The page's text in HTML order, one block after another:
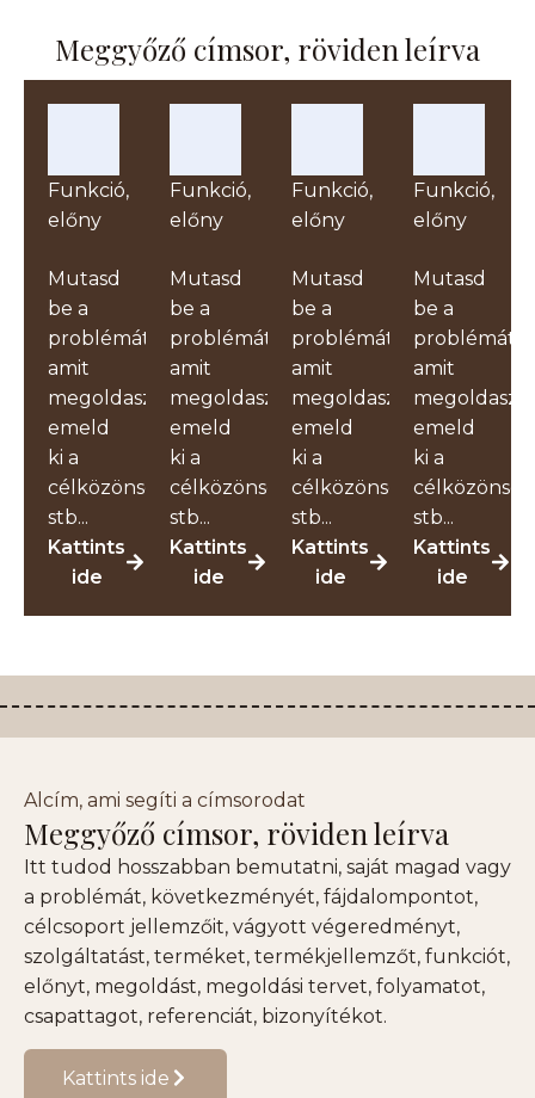
Meggyőző címsor, röviden leírva
Funkció,
előny
Mutasd
be a
problémát,
amit
megoldasz,
emeld
ki a
célközönséget,
stb...
Kattints
ide
Funkció,
előny
Mutasd
be a
problémát,
amit
megoldasz,
emeld
ki a
célközönséget,
stb...
Kattints
ide
Funkció,
előny
Mutasd
be a
problémát,
amit
megoldasz,
emeld
ki a
célközönséget,
stb...
Kattints
ide
Funkció,
előny
Mutasd
be a
problémát,
amit
megoldasz,
emeld
ki a
stb...
Kattints
ide
Alcím, ami segíti a címsorodat
Meggyőző címsor, röviden leírva
Itt tudod hosszabban bemutatni, saját magad vagy
a problémát, következményét, fájdalompontot,
célcsoport jellemzőit, vágyott végeredményt,
szolgáltatást, terméket, termékjellemzőt, funkciót,
előnyt, megoldást, megoldási tervet, folyamatot,
csapattagot, referenciát, bizonyítékot.
Kattints ide